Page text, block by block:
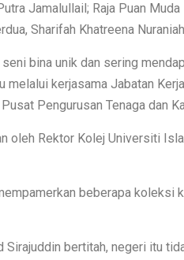
Jamalullail; Raja Puan
Sharifah Khatreena
bina unik dan sering
melalui kerjasama Jabatan
Pengurusan Tenaga dan
oleh Rektor Kolej Universiti
beberapa koleksi
Sirajuddin bertitah, negeri itu